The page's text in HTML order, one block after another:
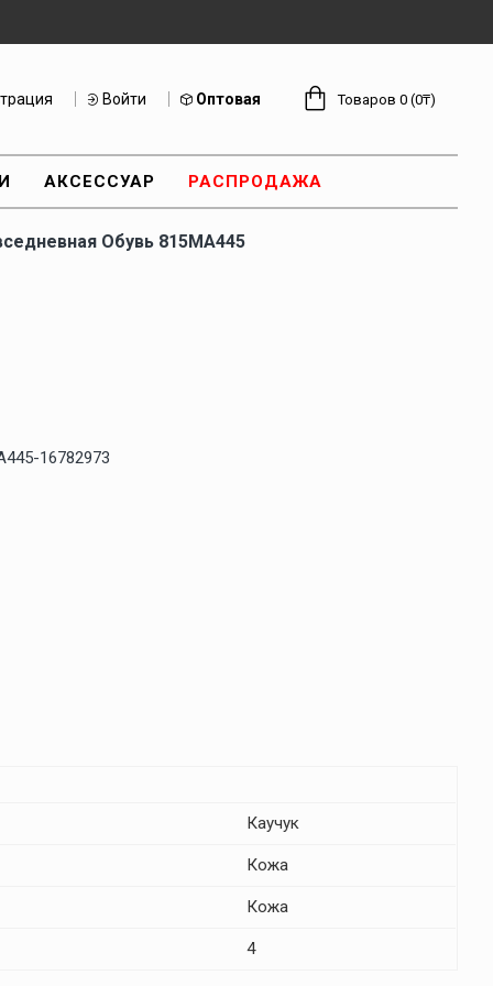
Войти Оптовая Товаров 0 (0₸)
АКСЕССУАР РАСПРОДАЖА
Обувь 815MA445
16782973
Каучук
Кожа
Кожа
4